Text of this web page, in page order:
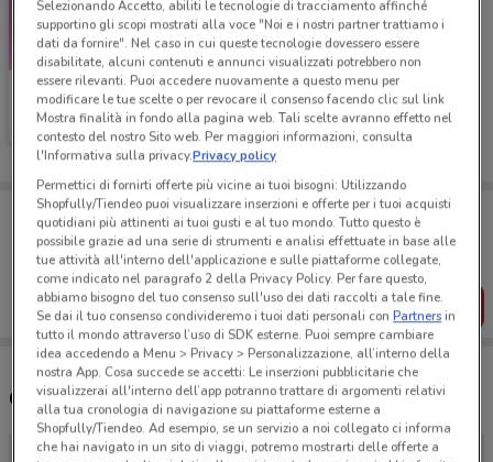
Francorosso
Scade il 31/12
Porta DoveConviene sempre con te!
Puoi trovare le migliori offerte dei negozi vicino a te,
salvarle e creare la tua lista del risparmio, comodamente
dal tuo cellulare.
SCARICA L’APP
Orari e Negozi Francorosso
Selezionando Accetto, abiliti le tecnologie di tracciamento affinché
supportino gli scopi mostrati alla voce "Noi e i nostri partner trattiamo i
dati da fornire". Nel caso in cui queste tecnologie dovessero essere
disabilitate, alcuni contenuti e annunci visualizzati potrebbero non
essere rilevanti. Puoi accedere nuovamente a questo menu per
modificare le tue scelte o per revocare il consenso facendo clic sul link
Mostra finalità in fondo alla pagina web. Tali scelte avranno effetto nel
contesto del nostro Sito web. Per maggiori informazioni, consulta
l'Informativa sulla privacy.Privacy policy
Permettici di fornirti offerte più vicine ai tuoi bisogni: Utilizzando
Shopfully/Tiendeo puoi visualizzare inserzioni e offerte per i tuoi acquisti
quotidiani più attinenti ai tuoi gusti e al tuo mondo. Tutto questo è
possibile grazie ad una serie di strumenti e analisi effettuate in base alle
tue attività all'interno dell'applicazione e sulle piattaforme collegate,
come indicato nel paragrafo 2 della Privacy Policy. Per fare questo,
abbiamo bisogno del tuo consenso sull'uso dei dati raccolti a tale fine.
Se dai il tuo consenso condivideremo i tuoi dati personali conPartnersin
tutto il mondo attraverso l’uso di SDK esterne. Puoi sempre cambiare
idea accedendo a Menu > Privacy > Personalizzazione, all’interno della
nostra App. Cosa succede se accetti: Le inserzioni pubblicitarie che
visualizzerai all'interno dell’app potranno trattare di argomenti relativi
alla tua cronologia di navigazione su piattaforme esterne a
Shopfully/Tiendeo. Ad esempio, se un servizio a noi collegato ci informa
che hai navigato in un sito di viaggi, potremo mostrarti delle offerte a